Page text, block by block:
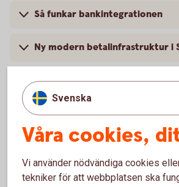
Så funkar bankintegrationen
Ny modern betalinfrastruktur i
Svenska
Våra cookies,
Vi använder nödvändiga cookies
tekniker för att webbplatsen ska